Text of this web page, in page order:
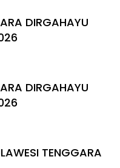
DIRGAHAYU
DIRGAHAYU
TENGGARA